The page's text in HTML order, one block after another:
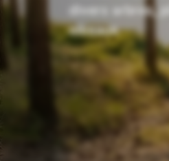
divers arbres,
oiseaux.